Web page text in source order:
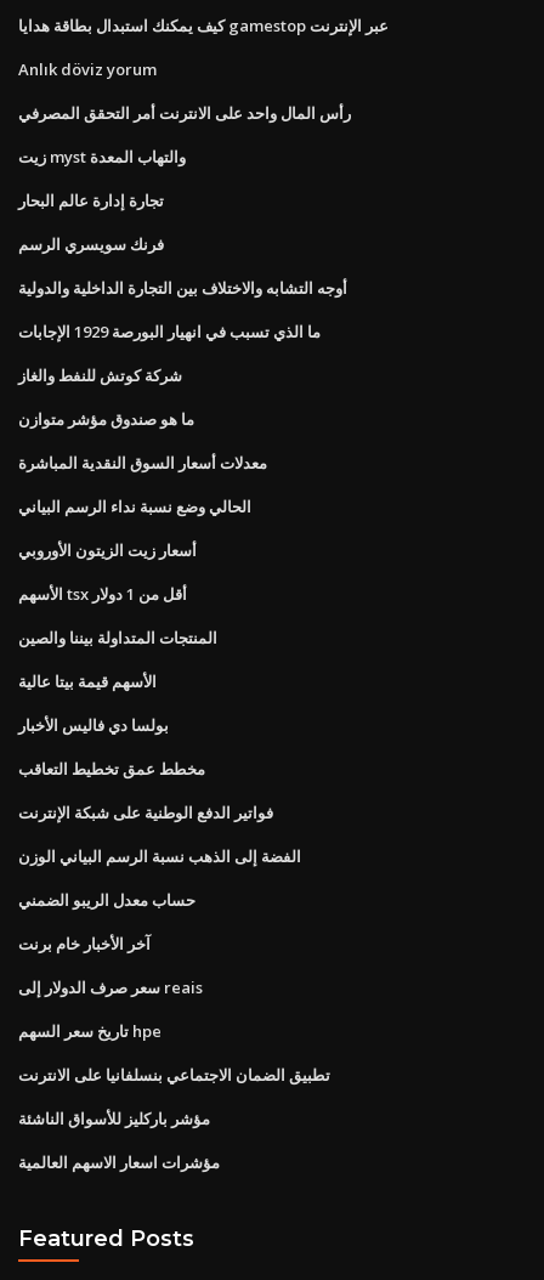
كيف يمكنك استبدال بطاقة هدايا gamestop عبر الإنترنت
Anlık döviz yorum
رأس المال واحد على الانترنت أمر التحقق المصرفي
زيت myst والتهاب المعدة
تجارة إدارة عالم البحار
فرنك سويسري الرسم
أوجه التشابه والاختلاف بين التجارة الداخلية والدولية
ما الذي تسبب في انهيار البورصة 1929 الإجابات
شركة كوتش للنفط والغاز
ما هو صندوق مؤشر متوازن
معدلات أسعار السوق النقدية المباشرة
الحالي وضع نسبة نداء الرسم البياني
أسعار زيت الزيتون الأوروبي
الأسهم tsx أقل من 1 دولار
المنتجات المتداولة بيننا والصين
الأسهم قيمة بيتا عالية
بولسا دي فاليس الأخبار
مخطط عمق تخطيط التعاقب
فواتير الدفع الوطنية على شبكة الإنترنت
الفضة إلى الذهب نسبة الرسم البياني الوزن
حساب معدل الريبو الضمني
آخر الأخبار خام برنت
سعر صرف الدولار إلى reais
تاريخ سعر السهم hpe
تطبيق الضمان الاجتماعي بنسلفانيا على الانترنت
مؤشر باركليز للأسواق الناشئة
مؤشرات اسعار الاسهم العالمية
Featured Posts